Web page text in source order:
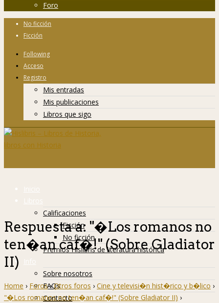
Foro
No ficción
Ficción
Following
Acceso
Registro
Mis entradas
Mis publicaciones
Libros que sigo
Inicio
Libros
Calificaciones
Ficción
No ficción
Premios Hislibris de literatura histórica
Info
Sobre nosotros
FAQs
Contacto
Respuesta a: "�Los romanos no
ten�an caf�!" (Sobre Gladiator
II)
Home › Foros › Otros foros › Cine y televisi�n hist�rico y b�lico ›
"�Los romanos no ten�an caf�!" (Sobre Gladiator II) ›